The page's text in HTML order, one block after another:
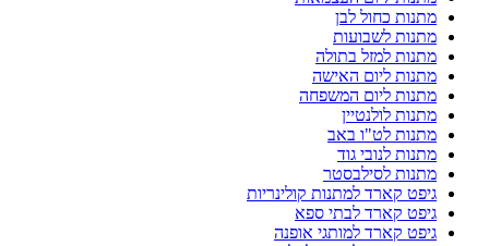
מתנות כחול לבן
מתנות לשבועות
מתנות למזל בתולה
מתנות ליום האישה
מתנות ליום המשפחה
מתנות לולנטיין
מתנות לט"ו באב
מתנות לנובי גוד
מתנות לסילבסטר
גיפט קארד למתנות קולינריות
גיפט קארד לבתי ספא
גיפט קארד למותגי אופנה